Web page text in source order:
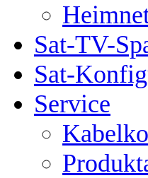
Sat-TV-
Sat-
Service